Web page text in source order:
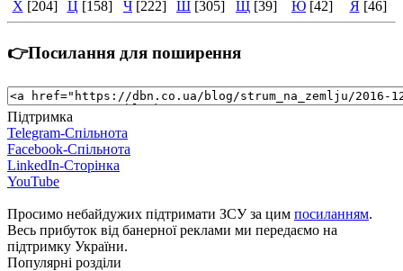
Х [204] Ц [158] Ч [222] Ш [305] Щ [39] Ю [42] Я [46]
👉Посилання для поширення
Підтримка
Telegram-Спільнота
Facebook-Спільнота
LinkedIn-Сторінка
YouTube
Просимо небайдужих підтримати ЗСУ за цим посиланням.
Весь прибуток від банерної реклами ми передаємо на
підтримку України.
Популярні розділи